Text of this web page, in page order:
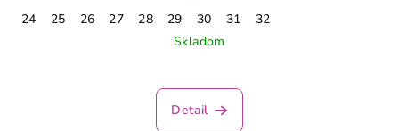
24 25 26 27 28 29 30 31
32
Skladom
Detail